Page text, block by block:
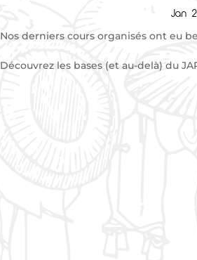
Jan
Nos derniers cours organisés ont eu
Découvrez les bases (et au-delà) du